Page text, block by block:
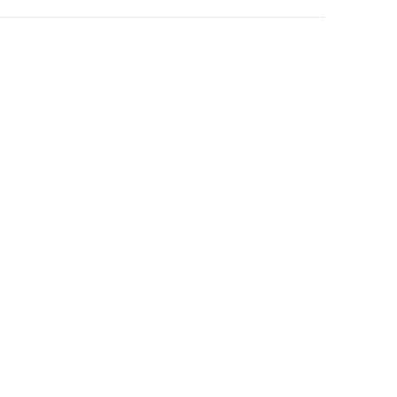
Mangels hochladen. Falls Sie ein Foto hinzufügen,
am Smartphone, am Tablet oder bequem vom PC